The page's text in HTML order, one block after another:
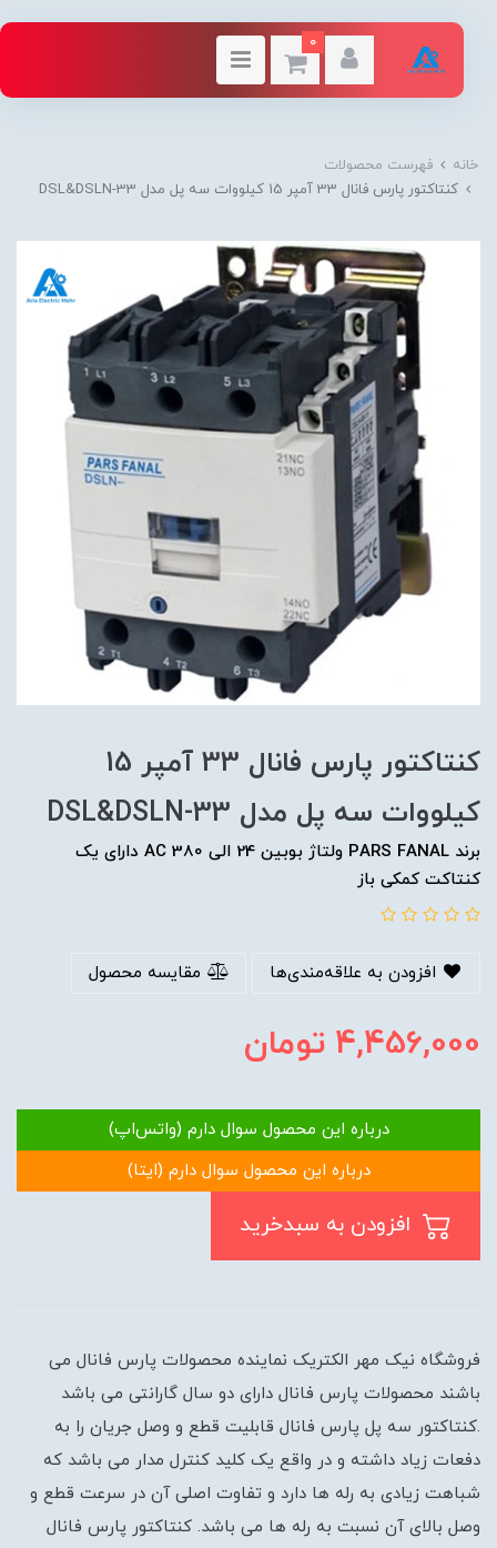
0
خانه
فهرست محصولات
کنتاکتور پارس فانال 33 آمپر 15 کیلووات سه پل مدل DSL&DSLN-33
کنتاکتور پارس فانال 33 آمپر 15
کیلووات سه پل مدل DSL&DSLN-33
برند PARS FANAL ولتاژ بوبین 24 الی 380 AC دارای یک
کنتاکت کمکی باز
افزودن به علاقه‌مندی‌ها مقایسه محصول
4,456,000تومان
درباره این محصول سوال دارم (واتس‌اپ)
درباره این محصول سوال دارم (ایتا)
فروشگاه نیک مهر الکتریک نماینده محصولات پارس فانال می
باشند محصولات پارس فانال دارای دو سال گارانتی می باشد
.کنتاکتور سه پل پارس فانال قابلیت قطع و وصل جریان را به
دفعات زیاد داشته و در واقع یک کلید کنترل مدار می باشد که
شباهت زیادی به رله ها دارد و تفاوت اصلی آن در سرعت قطع و
وصل بالای آن نسبت به رله ها می باشد. کنتاکتور پارس فانال